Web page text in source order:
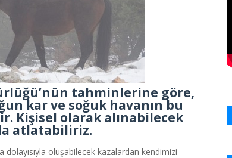
tahminlerine göre,
kar ve soğuk havanın bu
Kişisel olarak alınabilecek
atlatabiliriz.
oluşabilecek kazalardan kendimizi